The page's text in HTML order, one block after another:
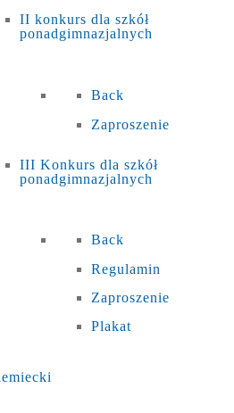
II konkurs dla szkół
ponadgimnazjalnych
Back
Zaproszenie
III Konkurs dla szkół
ponadgimnazjalnych
Back
Regulamin
Zaproszenie
Plakat